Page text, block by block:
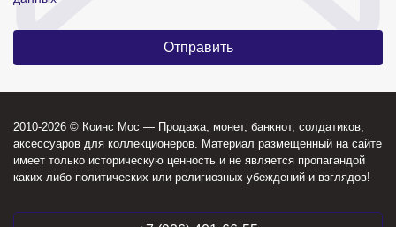
2010-2026 © Коинс Мос — Продажа, монет, банкнот, солдатиков,
аксессуаров для коллекционеров. Материал размещенный на сайте
имеет только историческую ценность и не является пропагандой
каких-либо политических или религиозных убеждений и взглядов!